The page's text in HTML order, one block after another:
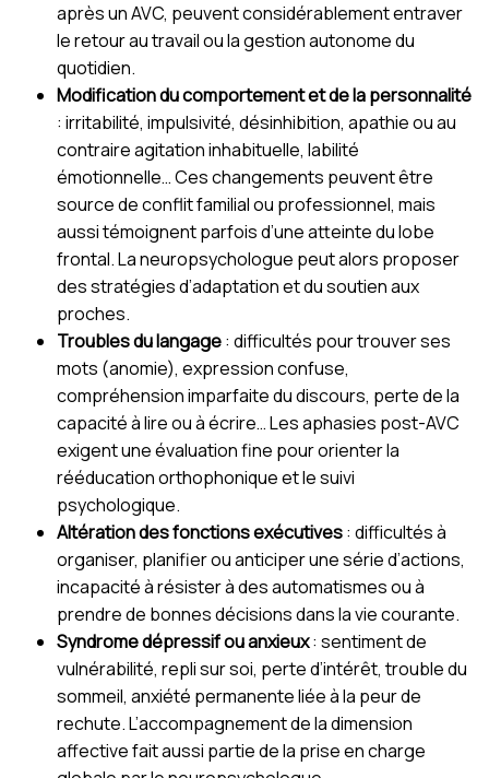
après un AVC, peuvent considérablement entraver
le retour au travail ou la gestion autonome du
quotidien.
Modification du comportement et de la personnalité
: irritabilité, impulsivité, désinhibition, apathie ou au
contraire agitation inhabituelle, labilité
émotionnelle… Ces changements peuvent être
source de conflit familial ou professionnel, mais
aussi témoignent parfois d’une atteinte du lobe
frontal. La neuropsychologue peut alors proposer
des stratégies d’adaptation et du soutien aux
proches.
Troubles du langage: difficultés pour trouver ses
mots (anomie), expression confuse,
compréhension imparfaite du discours, perte de la
capacité à lire ou à écrire… Les aphasies post-AVC
exigent une évaluation fine pour orienter la
rééducation orthophonique et le suivi
psychologique.
Altération des fonctions exécutives: difficultés à
organiser, planifier ou anticiper une série d’actions,
incapacité à résister à des automatismes ou à
prendre de bonnes décisions dans la vie courante.
Syndrome dépressif ou anxieux: sentiment de
vulnérabilité, repli sur soi, perte d’intérêt, trouble du
sommeil, anxiété permanente liée à la peur de
rechute. L’accompagnement de la dimension
affective fait aussi partie de la prise en charge